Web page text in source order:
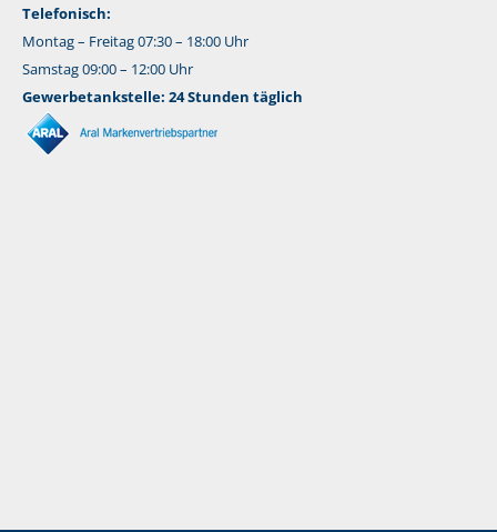
Telefonisch:
Montag – Freitag 07:30 – 18:00 Uhr
Samstag 09:00 – 12:00 Uhr
Gewerbetankstelle: 24 Stunden täglich